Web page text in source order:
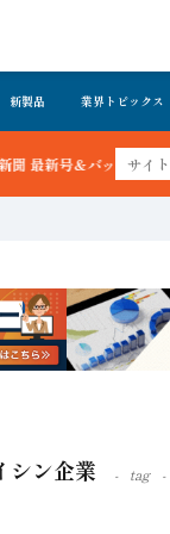
新製品 業界トピックス
＆バックナンバーを無
シン企業 tag